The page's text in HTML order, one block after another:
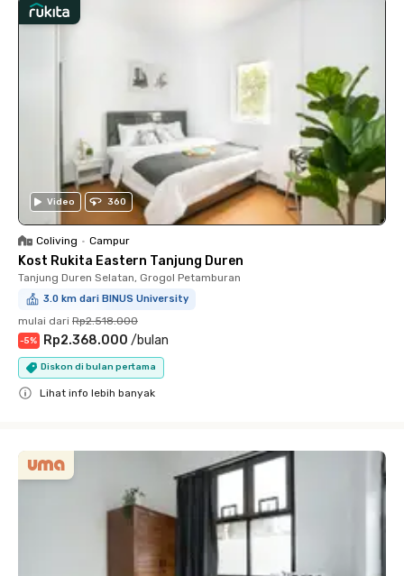
Video 360
Coliving • Campur
Kost Rukita Eastern Tanjung Duren
Tanjung Duren Selatan, Grogol Petamburan
3.0 km dari BINUS University
mulai dari Rp2.518.000
-5% Rp2.368.000 /bulan
Diskon di bulan pertama
Lihat info lebih banyak